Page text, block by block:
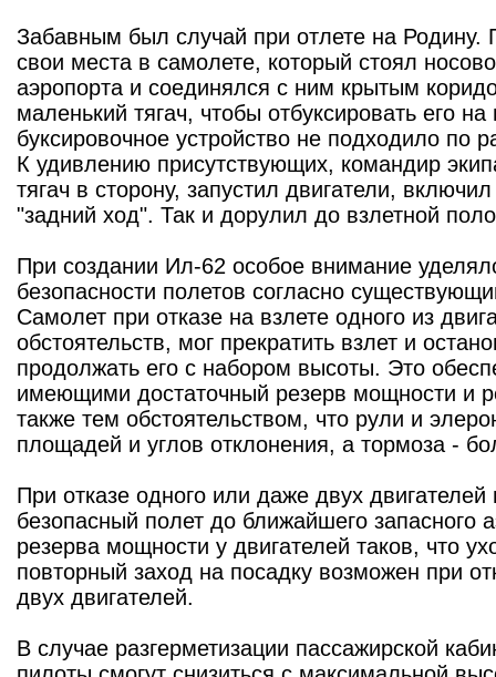
Забавным был случай при отлете на Родину.
свои места в самолете, который стоял
аэропорта и соединялся с ним крытым
маленький тягач, чтобы отбуксировать его
буксировочное устройство не подходило по
К удивлению присутствующих, командир
тягач в сторону, запустил двигатели,
"задний ход". Так и дорулил до взлетной
При создании Ил-62 особое внимание
безопасности полетов согласно
Самолет при отказе на взлете одного из
обстоятельств, мог прекратить взлет и
продолжать его с набором высоты. Это
имеющими достаточный резерв мощности и
также тем обстоятельством, что рули и
площадей и углов отклонения, а тормоза -
При отказе одного или даже двух
безопасный полет до ближайшего запасного
резерва мощности у двигателей таков, что
повторный заход на посадку возможен при
двух двигателей.
В случае разгерметизации пассажирской